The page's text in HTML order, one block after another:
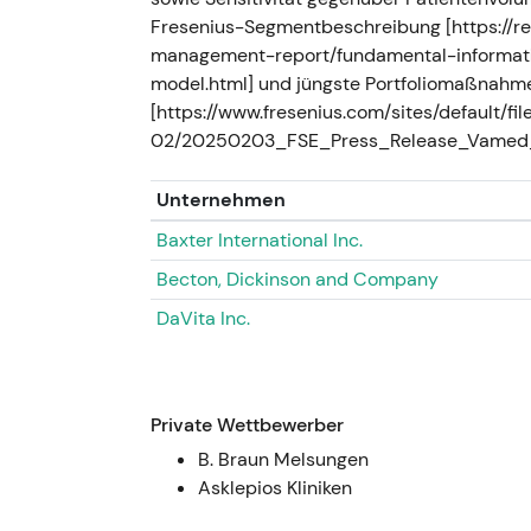
2025 — Monetisierungen und
Fresenius berichtete über das
(Q4/GJ24-Kommunikation im Feb.
des Jahres 2025 verkaufte der
Erlöse und Erträge von 510 Mio. €[7],
und Entschuldungsimpuls gewertet,
priorisiertes organisches Wachstum
sich in Richtung Wertrealisierung
Erleichterungsrally und
Bilanzreparatur und klarere
Dez 2025 — Aufsichtsratssitzung
Der Aufsichtsrat (Sitzung vom 4.
mittelfristige Planung; das
Fresenius-Segmentbeschreibung
management-report/fundamental-
model.html] und jüngste
[https://www.fresenius.com/sites/default/
02/
Unternehmen
Baxter International Inc.
Becton, Dickinson and Company
DaVita Inc.
Private Wettbewerber
B. Braun Melsungen
Asklepios Kliniken